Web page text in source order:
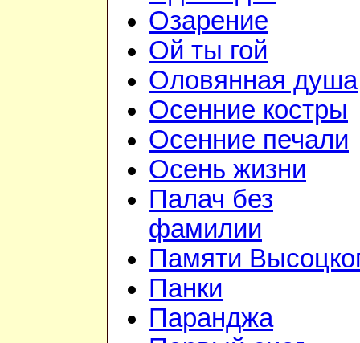
Озарение
Ой ты гой
Оловянная душа
Осенние костры
Осенние печали
Осень жизни
Палач без
фамилии
Памяти
Панки
Паранджа